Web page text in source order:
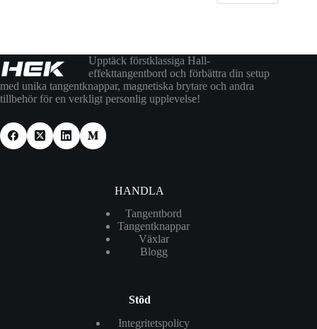
Upptäck förstklassiga Hall-
effekttangentbord och förbättra din setup
med unika tangentknappar, magnetiska brytare och andra
tillbehör för en verkligt personlig upplevelse!
HANDLA
Tangentbord
Tangentknappar
Växlar
Blogg
Stöd
Integritetspolicy